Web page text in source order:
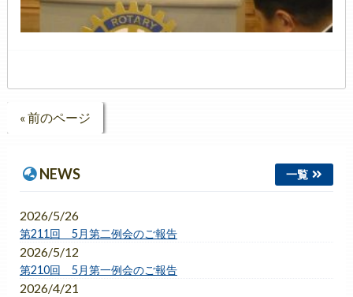
« 前のページ
NEWS 一覧
2026/5/26
第211回 5月第二例会のご報告
2026/5/12
第210回 5月第一例会のご報告
2026/4/21